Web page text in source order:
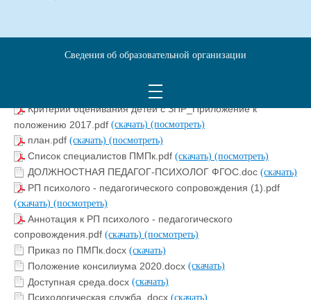
положение о порядке обучения ЗПР 2017.PDF(скачать)
ПОЛОЖЕНИЕ ШППк 2017.PDF
Критерии оценивания детей с ЗПР_Приложение к
положению 2017.pdf (скачать) (посмотреть)
план.pdf (скачать) (посмотреть)
Список специалистов ПМПк.pdf (скачать) (посмотреть)
ДОЛЖНОСТНАЯ ПЕДАГОГ-ПСИХОЛОГ ФГОС.doc (скачать)
РП психолого - педагогического сопровождения (1).pdf
(скачать) (посмотреть)
Аннотация к РП психолого - педагогического
сопровождения.pdf (скачать) (посмотреть)
Приказ по ПМПк.docx (скачать)
Положение консилиума 2020.docx (скачать)
Доступная среда.docx (скачать)
Психологическая служба..docx (скачать)
Сведения об образовательной организации